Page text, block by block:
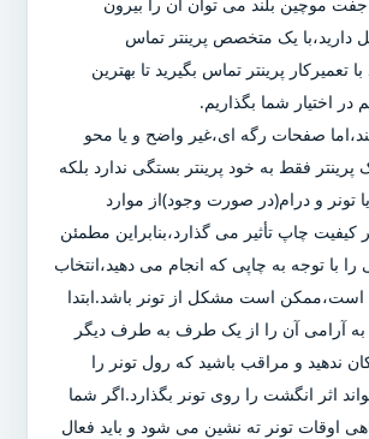
دارید،با یک متخصص پرینتر تماس
تعمیرکار پرینتر تماس بگیرید تا بهترین
اختیار شما بگذاریم.
صفحات رگه ای،غیر واضح و یا محو
فقط به خود پرینتر بستگی ندارد بلکه
تونر و درام(در صورت وجود)از موارد
کیفیت چاپ تأثیر می گذارد،بنابراین مطمئن
با توجه به چاپی که انجام می دهید،انتخاب
است،ممکن است مشکل از تونر باشد.ابتدا
و به آرامی آن را از یک طرف به طرف دیگر
ندهید و مراقب باشید که رول تونر را
اثر انگشت را روی تونر بگذارد.اگر شما
اوقات تونر ته نشین می شود و باید فعال